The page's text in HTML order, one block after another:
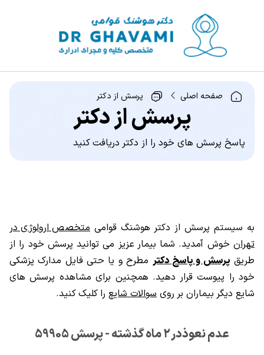
صفحه اصلی پرسش از دکتر
پرسش از دکتر
پاسخ پرسش های خود را از دکتر دریافت کنید
به سیستم پرسش از دکتر هوشنگ قوامی متخصص ارولوژی در
تهران خوش آمدید. شما بیمار عزیز می توانید پرسش خود را از
طریق پرسش و پاسخ دکتر مطرح و یا حتی فایل مدارک پزشکی
خود را پیوست قرار دهید. همچنین برای مشاهده پرسش های
شایع دیگر بیماران بر روی سوالات شایع را کلیک کنید.
عدم نعوذدر ۲ ماه گذشته - پرسش 59905